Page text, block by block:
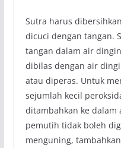
Sutra harus
dicuci dengan tangan.
tangan dalam air
dibilas dengan air
atau diperas. Untuk
sejumlah kecil
ditambahkan ke dalam
pemutih tidak boleh
menguning,